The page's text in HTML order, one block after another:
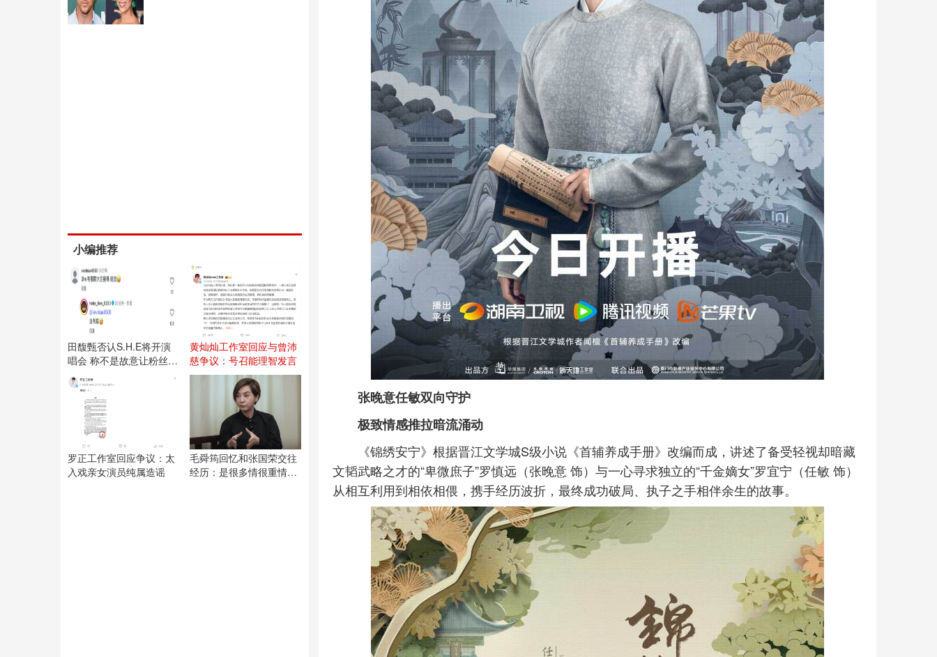
小编推荐
田馥甄否认S.H.E将开演
唱会 称不是故意让粉丝失
望
黄灿灿工作室回应与曾沛
慈争议：号召能理智发言
罗正工作室回应争议：太
入戏亲女演员纯属造谣
毛舜筠回忆和张国荣交往
经历：是很多情很重情的
张晚意任敏双向守护
极致情感推拉暗流涌动
《锦绣安宁》根据晋江文学城S级小说《首辅养成手册》改编而成，讲述了备受轻视却暗藏
文韬武略之才的“卑微庶子”罗慎远（张晚意 饰）与一心寻求独立的“千金嫡女”罗宜宁（任敏 饰）
从相互利用到相依相偎，携手经历波折，最终成功破局、执子之手相伴余生的故事。